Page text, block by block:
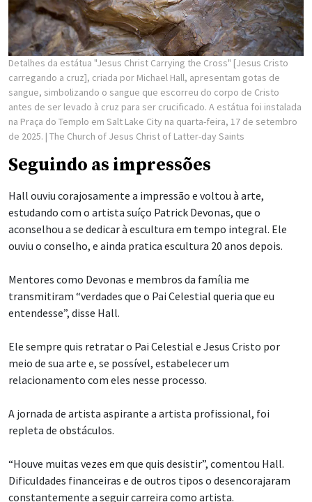
Detalhes da estátua "Jesus Christ Carrying the Cross" [Jesus Cristo
carregando a cruz], criada por Michael Hall, apresentam gotas de
sangue, simbolizando o sangue que escorreu do corpo de Cristo
antes de ser levado à cruz para ser crucificado. A estátua foi instalada
na Praça do Templo em Salt Lake City na quarta-feira, 17 de setembro
de 2025. | The Church of Jesus Christ of Latter-day Saints
Seguindo as impressões
Hall ouviu corajosamente a impressão e voltou à arte,
estudando com o artista suíço Patrick Devonas, que o
aconselhou a se dedicar à escultura em tempo integral. Ele
ouviu o conselho, e ainda pratica escultura 20 anos depois.
Mentores como Devonas e membros da família me
transmitiram “verdades que o Pai Celestial queria que eu
entendesse”, disse Hall.
Ele sempre quis retratar o Pai Celestial e Jesus Cristo por
meio de sua arte e, se possível, estabelecer um
relacionamento com eles nesse processo.
A jornada de artista aspirante a artista profissional, foi
repleta de obstáculos.
“Houve muitas vezes em que quis desistir”, comentou Hall.
Dificuldades financeiras e de outros tipos o desencorajaram
constantemente a seguir carreira como artista.